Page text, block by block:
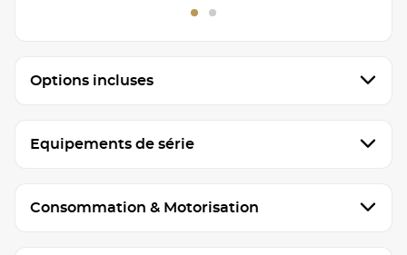
Options incluses
Equipements de série
Consommation & Motorisation